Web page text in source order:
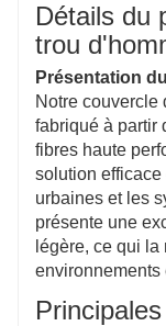
La couverture
sa surface,
sécurité des
dans des
Fonction de
Le mécanisme
empêche tout
augmentant
installations
Détails du
trou
Présentation
Notre couvercle
fabriqué à partir
fibres haute
solution efficace
urbaines et les
présente une
légère, ce qui
environnements